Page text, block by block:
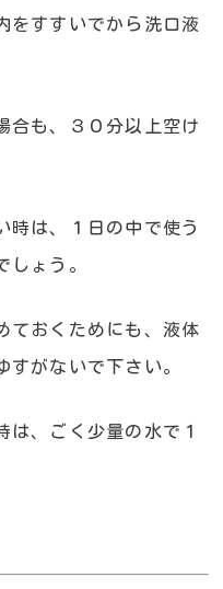
をすすいでから 洗口液
合も、 ３０分以上空け
時は、 １日の中で使う
しょう。
ておくためにも、 液体
すがないで下さい。
は、ごく少量の 水で１